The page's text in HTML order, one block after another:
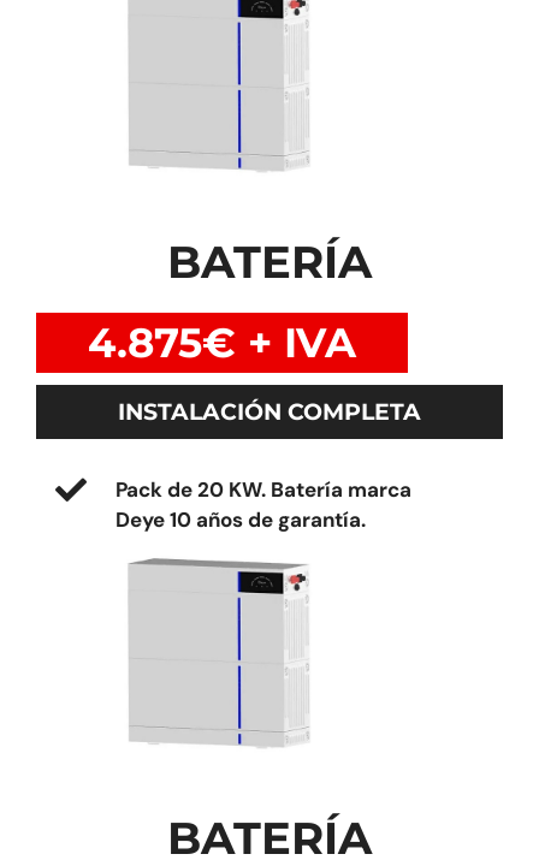
BATERÍA
4.875€ + IVA
INSTALACIÓN COMPLETA
Pack de 20 KW. Batería marca
Deye 10 años de garantía.
BATERÍA